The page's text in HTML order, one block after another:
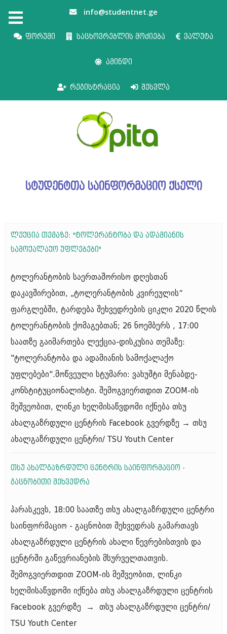
info@studentnet.ge
ფორუმი საცხოვრებლის მოძიება ვალუტა
ამინდი
რეგისტრაცია შესვლა
სტუდენტთა საინფორმაციო ქსელი
ლექცია თემაზე: "ტოლერანტობა და ადამიანის
სამოქალაქო უფლებები"
ტოლერანტობის საერთაშორისო დღესთან
დაკავშირებით, „ტოლერანტობის კვირეულის“
ფარგლებში, ტარდება შეხვედრების ციკლი 2020 წლის
ტოლერანტობის ქომაგებთან; 26 ნოემბერს , 17:00
საათზე გაიმართება ლექცია-დისკუსია თემაზე:
"ტოლერანტობა და ადამიანის სამოქალაქო
უფლებები".მოწვეული სტუმარი: ვახუშტი მენაბდე-
კონსტიტუციონალისტი. შემოგვიერთდით ZOOM-ის
მეშვეობით, ლინკი ხელმისაწვდომი იქნება თსუ
ახალგაზრდული ცენტრის Facebook გვერდზე → თსუ
ახალგაზრდული ცენტრი/ TSU Youth Center
თსუ ახალგაზრდული ცენტრის საინფორმაციო -
გაცნობითი შეხვედრა
პარასკევს, 18:00 საათზე თსუ ახალგაზრდული ცენტრი
საინფორმაციო - გაცნობით შეხვედრას გამართავს
ახალგაზრდული ცენტრის ახალი წევრებისთვის და
ცენტრში გაწევრიანების მსურველთათვის.
შემოგვიერთდით ZOOM-ის მეშვეობით, ლინკი
ხელმისაწვდომი იქნება თსუ ახალგაზრდული ცენტრის
Facebook გვერდზე → თსუ ახალგაზრდული ცენტრი/
TSU Youth Center